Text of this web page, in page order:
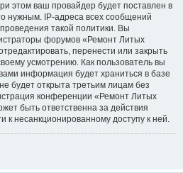
этом ваш провайдер будет поставлен в
нужным. IP-адреса всех сообщений
такой политики. Вы
форумов «Ремонт Литых
перенести или закрыть
усмотрению. Как пользователь вы
информация будет храниться в базе
будет открыта третьим лицам без
конференции «Ремонт Литых
быть ответственна за действия
к несанкционированному доступу к ней.